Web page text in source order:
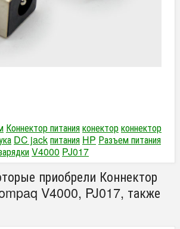
Коннектор питанияконекторконнектор
DC jackпитания HP Разъем питания
V4000 PJ017
приобрели Коннектор
V4000, PJ017, также